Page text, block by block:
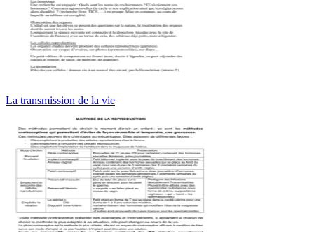
La transmission de la vie